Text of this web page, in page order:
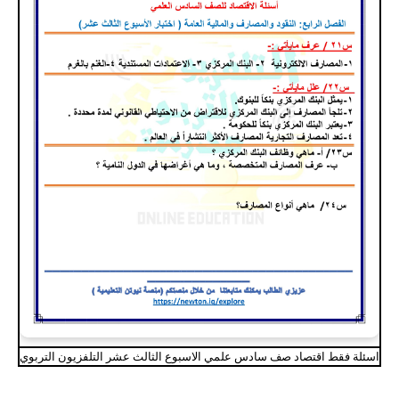
اسئلة فقط اقتصاد صف سادس علمي الاسبوع الثالث عشر التلفزيون التربوي